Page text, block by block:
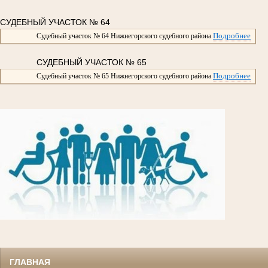
СУДЕБНЫЙ УЧАСТОК № 64
Судебный участок № 64 Нижнегорского судебного района Подробнее
СУДЕБНЫЙ УЧАСТОК № 65
Судебный участок № 65 Нижнегорского судебного района Подробнее
ГЛАВНАЯ